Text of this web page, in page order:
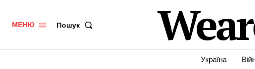
МЕНЮ Пошук
Україна